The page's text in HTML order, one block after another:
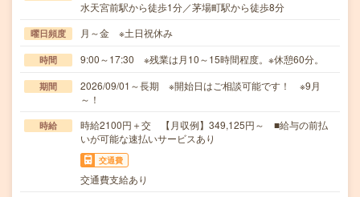
水天宮前駅から徒歩1分／茅場町駅から徒歩8分
曜日頻度 月～金 ※土日祝休み
時間 9:00～17:30 ※残業は月10～15時間程度。※休憩60分。
期間
2026/09/01～長期 ※開始日はご相談可能です！ ※9月
～！
時給
時給2100円＋交 【月収例】349,125円～ ■給与の前払
いが可能な速払いサービスあり
交通費
交通費支給あり